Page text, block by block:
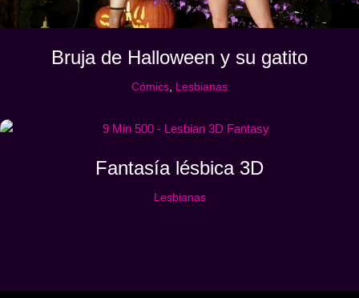
Bruja de Halloween y su gatito
Cómics Lesbianas
Fantasía lésbica 3D
Lesbianas